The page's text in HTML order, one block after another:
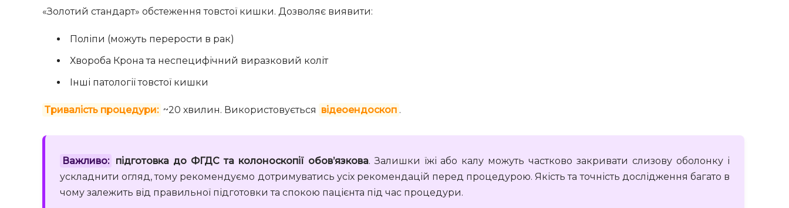
«Золотий стандарт» обстеження товстої кишки. Дозволяє виявити:
Поліпи (можуть перерости в рак)
Хвороба Крона та неспецифічний виразковий коліт
Інші патології товстої кишки
Тривалість процедури: ~20 хвилин. Використовується відеоендоскоп .
Важливо: підготовка до ФГДС та колоноскопії обов’язкова. Залишки їжі або калу можуть частково закривати слизову оболонку і
ускладнити огляд, тому рекомендуємо дотримуватись усіх рекомендацій перед процедурою. Якість та точність дослідження багато в
чому залежить від правильної підготовки та спокою пацієнта під час процедури.